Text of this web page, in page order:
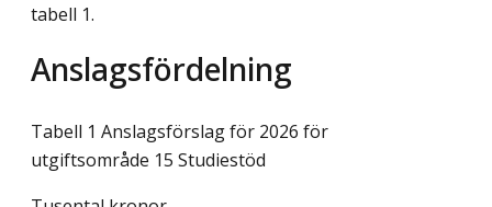
tabell 1.
Anslagsfördelning
Tabell 1 Anslagsförslag för 2026 för
utgiftsområde 15 Studiestöd